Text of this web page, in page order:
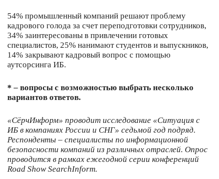
54% промышленный компаний решают проблему
кадрового голода за счет переподготовки сотрудников,
34% заинтересованы в привлечении готовых
специалистов, 25% нанимают студентов и выпускников,
14% закрывают кадровый вопрос с помощью
аутсорсинга ИБ.
* – вопросы с возможностью выбрать несколько
вариантов ответов.
«СёрчИнформ» проводит исследование «Ситуация с
ИБ в компаниях России и СНГ» седьмой год подряд.
Респонденты – специалисты по информационной
безопасности компаний из различных отраслей. Опрос
проводится в рамках ежегодной серии конференций
Road Show SearchInform.